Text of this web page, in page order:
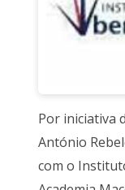
Por iniciativa
António
com o